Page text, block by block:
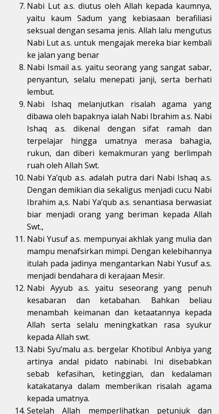
Nabi Lut a.s. diutus oleh Allah kepada kaumnya,
yaitu kaum Sadum yang kebiasaan berafiliasi
seksual dengan sesama jenis. Allah lalu mengutus
Nabi Lut a.s. untuk mengajak mereka biar kembali
ke jalan yang benar
Nabi Ismail a.s. yaitu seorang yang sangat sabar,
penyantun, selalu menepati janji, serta berhati
lembut.
Nabi Ishaq melanjutkan risalah agama yang
dibawa oleh bapaknya ialah Nabi Ibrahim a.s. Nabi
Ishaq a.s. dikenal dengan sifat ramah dan
terpelajar hingga umatnya merasa bahagia,
rukun, dan diberi kemakmuran yang berlimpah
ruah oleh Allah Swt.
Nabi Ya’qub a.s. adalah putra dari Nabi Ishaq a.s.
Dengan demikian dia sekaligus menjadi cucu Nabi
Ibrahim a,s. Nabi Ya’qub a.s. senantiasa berwasiat
biar menjadi orang yang beriman kepada Allah
Swt.,
Nabi Yusuf a.s. mempunyai akhlak yang mulia dan
mampu menafsirkan mimpi. Dengan kelebihannya
itulah pada jadinya mengantarkan Nabi Yusuf a.s.
menjadi bendahara di kerajaan Mesir.
Nabi Ayyub a.s. yaitu seseorang yang penuh
kesabaran dan ketabahan. Bahkan beliau
menambah keimanan dan ketaatannya kepada
Allah serta selalu meningkatkan rasa syukur
kepada Allah swt.
Nabi Syu’malu a.s. bergelar Khotibul Anbiya yang
artinya andal pidato nabinabi. Ini disebabkan
sebab kefasihan, ketinggian, dan kedalaman
katakatanya dalam memberikan risalah agama
kepada umatnya.
Setelah Allah memperlihatkan petunjuk dan